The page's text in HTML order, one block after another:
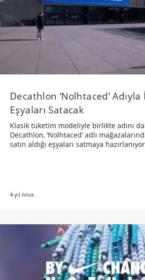
Decathlon ‘Nolhtaced’
Eşyaları Satacak
Klasik tüketim modeliyle birlikte adını
Decathlon, ‘Nolhtaced’ adlı
satın aldığı eşyaları satmaya
4 yıl önce